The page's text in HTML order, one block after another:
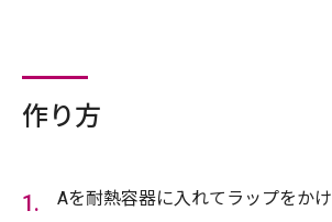
作り方
Aを耐熱容器に入れてラップをかけ